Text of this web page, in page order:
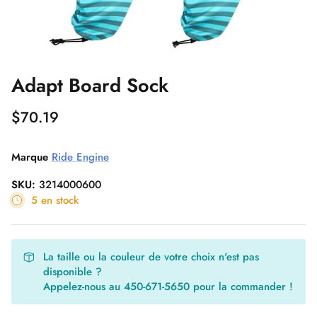
Ensembles KITE
Ensembles WING
Slingshot Phantasm -50%
Ensembles Windsurf
Planches de Surf en Liquidation
Mystic Marshall 5/3mm 2023 en
Leçons de Kite
Adapt Board Sock
$70.19
Marque Ride Engine
SKU: 3214000600
5 en stock
La taille ou la couleur de votre choix n'est pas
disponible ?
Appelez-nous au 450-671-5650 pour la commander !